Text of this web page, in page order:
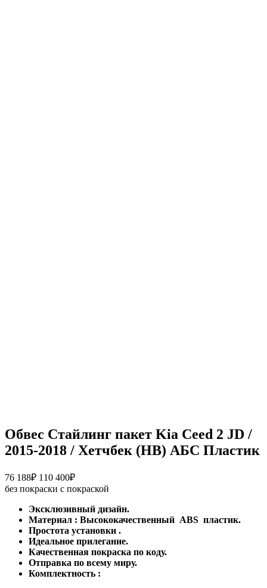
Обвес Стайлинг пакет Kia Ceed 2 JD /
2015-2018 / Хетчбек (HB) АБС Пластик
76 188₽ 110 400₽Диапазон
цен:
76
188₽
–
110
400₽
без покраски с покраской
Эксклюзивный дизайн.
Материал : Высококачественный ABS пластик.
Простота установки .
Идеальное прилегание.
Качественная покраска по коду.
Отправка по всему миру.
Комплектность :